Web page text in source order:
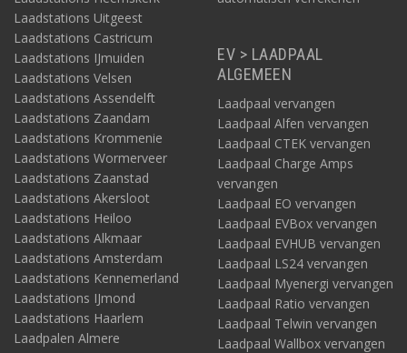
Laadstations Uitgeest
Laadstations Castricum
Laadstations IJmuiden
Laadstations Velsen
Laadstations Assendelft
Laadstations Zaandam
Laadstations Krommenie
Laadstations Wormerveer
Laadstations Zaanstad
Laadstations Akersloot
Laadstations Heiloo
Laadstations Alkmaar
Laadstations Amsterdam
Laadstations Kennemerland
Laadstations IJmond
Laadstations Haarlem
Laadpalen Almere
EV > LAADPAAL
ALGEMEEN
Laadpaal vervangen
Laadpaal Alfen vervangen
Laadpaal CTEK vervangen
Laadpaal Charge Amps
vervangen
Laadpaal EO vervangen
Laadpaal EVBox vervangen
Laadpaal EVHUB vervangen
Laadpaal LS24 vervangen
Laadpaal Myenergi vervangen
Laadpaal Ratio vervangen
Laadpaal Telwin vervangen
Laadpaal Wallbox vervangen